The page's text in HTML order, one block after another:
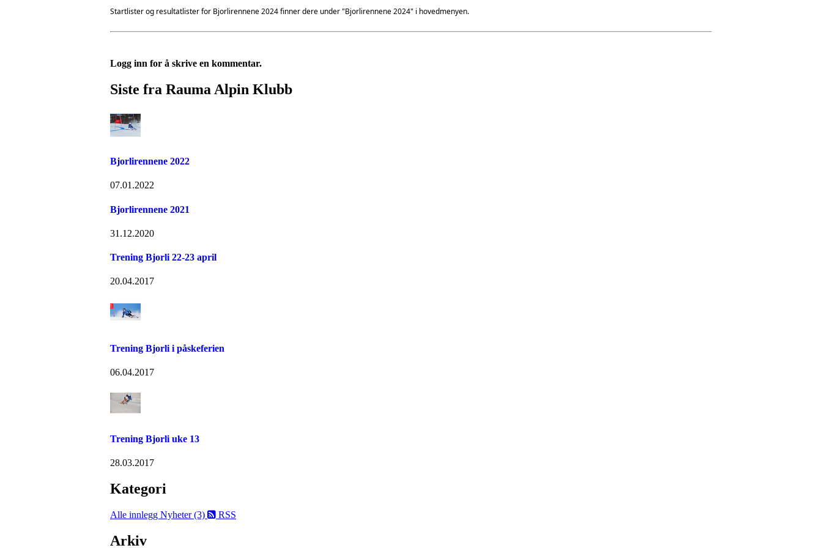
Startlister og resultatlister for Bjorlirennene 2024 finner dere under "Bjorlirennene 2024" i hovedmenyen.
Logg inn for å skrive en kommentar.
Siste fra Rauma Alpin Klubb
Bjorlirennene 2022
07.01.2022
Bjorlirennene 2021
31.12.2020
Trening Bjorli 22-23 april
20.04.2017
Trening Bjorli i påskeferien
06.04.2017
Trening Bjorli uke 13
28.03.2017
Kategori
Alle innlegg Nyheter (3) RSS
Arkiv